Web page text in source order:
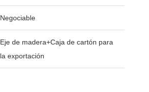
Negociable
Eje de madera+Caja de cartón para
la exportación